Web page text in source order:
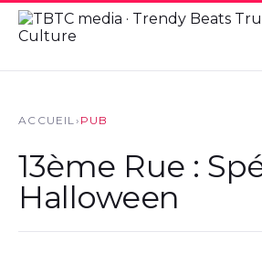
ACCUEIL› PUB
13ème Rue :
Halloween